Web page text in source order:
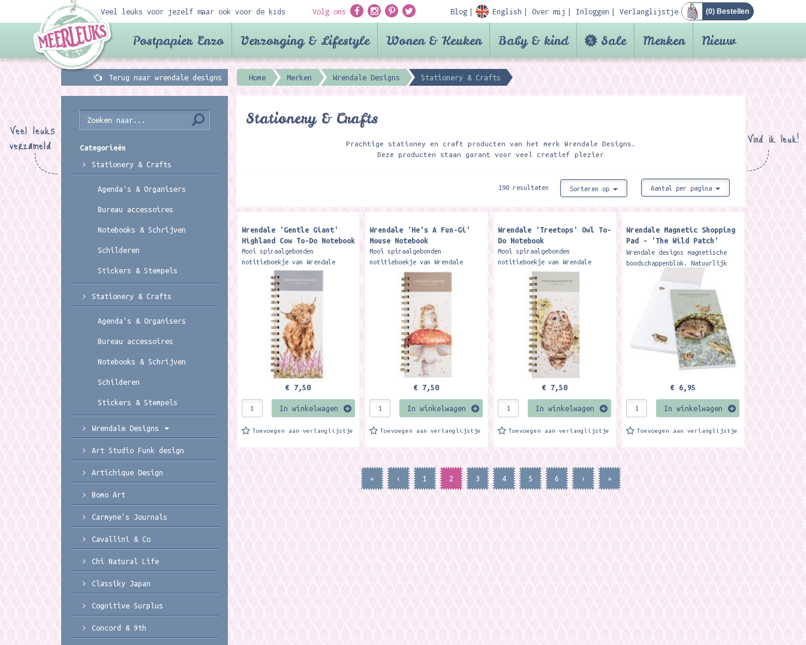
Veel leuks voor jezelf maar ook voor de kids Volg ons Blog English Over mij Inloggen Verlanglijstje (0) Bestellen
Postpapier Enzo Verzorging & Lifestyle Wonen & Keuken Baby & kind Sale Merken Nieuw
Terug naar wrendale designs Home Merken Wrendale Designs Stationery & Crafts
Vind ik leuk!
Stationery & Crafts
Prachtige stationey en craft producten van het merk Wrendale Designs.
Deze producten staan garant voor veel creatief plezier
190 resultaten Sorteren op Aantal per pagina
Wrendale 'Gentle Giant'
Highland Cow To-Do Notebook
Mooi spiraalgebonden
notitieboekje van Wrendale
Designs voor het opschrijven
van dingen die je nog moet
doen. Featuring our 'Gentle...
€ 7,50
In winkelwagen
Toevoegen aan verlanglijstje
Wrendale 'He's A Fun-Gi'
Mouse Notebook
Mooi spiraalgebonden
notitieboekje van Wrendale
Designs voor het opschrijven
van dingen die je nog moet
doen. Featuring our 'He's a...
€ 7,50
In winkelwagen
Toevoegen aan verlanglijstje
Wrendale 'Treetops' Owl To-
Do Notebook
Mooi spiraalgebonden
notitieboekje van Wrendale
Designs voor het opschrijven
van dingen die je nog moet
doen. Featuring our...
€ 7,50
In winkelwagen
Toevoegen aan verlanglijstje
Wrendale Magnetic Shopping
Pad - 'The Wild Patch'
Hedgehog Shopping Pad
Wrendale designs magnetische
boodschappenblok. Natuurlijk
boodschappenlijstjes, maar ook
voor to-do-lijstjes. Formaat
€ 6,95
In winkelwagen
Toevoegen aan verlanglijstje
« ‹ 1 2 3 4 5 6 › »
Veel leuks
verzameld
Categorieën
Stationery & Crafts
Agenda's & Organisers
Bureau accessoires
Notebooks & Schrijven
Schilderen
Stickers & Stempels
Stationery & Crafts
Agenda's & Organisers
Bureau accessoires
Notebooks & Schrijven
Schilderen
Stickers & Stempels
Wrendale Designs
Art Studio Funk design
Artichique Design
Bomo Art
Carmyne's Journals
Cavallini & Co
Chi Natural Life
Classiky Japan
Cognitive Surplus
Concord & 9th